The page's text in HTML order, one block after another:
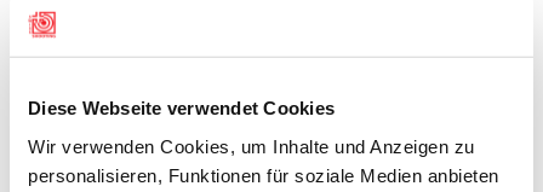
Diese Webseite verwendet Cookies
Wir verwenden Cookies, um Inhalte und Anzeigen zu
personalisieren, Funktionen für soziale Medien anbieten
TERMINÜBERSICHT